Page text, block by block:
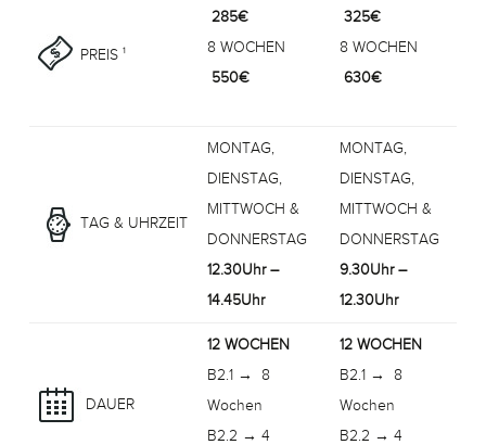
PREIS ¹
285€
8 WOCHEN
550€
325€
8 WOCHEN
630€
TAG & UHRZEIT
MONTAG,
DIENSTAG,
MITTWOCH &
DONNERSTAG
12.30Uhr –
14.45Uhr
MONTAG,
DIENSTAG,
MITTWOCH &
DONNERSTAG
9.30Uhr –
12.30Uhr
DAUER
12 WOCHEN
B2.1 → 8
Wochen
B2.2 → 4
12 WOCHEN
B2.1 → 8
Wochen
B2.2 → 4